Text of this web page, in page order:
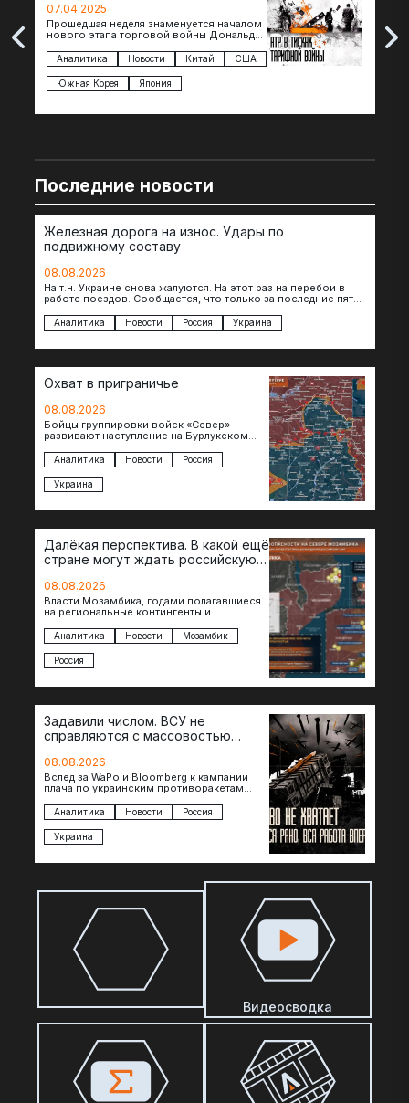
07.04.2025
Прошедшая неделя знаменуется началом
нового этапа торговой войны Дональда
импорта из более 100 стран…
Аналитика Новости Китай США
Южная Корея Япония
The
Последние новости
Железная дорога на износ. Удары по
подвижному составу
08.08.2026
На т.н. Украине снова жалуются. На этот раз на перебои в
работе поездов. Сообщается, что только за последние пять
Аналитика Новости Россия Украина
Охват в приграничье
08.08.2026
Бойцы группировки войск «Север»
развивают наступление на Бурлукском
теснят противника сразу на нескольких
участках, создавая угрозу охвата…
Аналитика Новости Россия
Украина
Далёкая перспектива. В какой ещё
стране могут ждать российскую
08.08.2026
Власти Мозамбика, годами полагавшиеся
на региональные контингенты и
обращаются к российской стороне за
консультациями в…
Аналитика Новости Мозамбик
Россия
Задавили числом. ВСУ не
справляются с массовостью
08.08.2026
Вслед за WaPo и Bloomberg к кампании
плача по украинским противоракетам
Там, ссылаясь на сотрудников…
Аналитика Новости Россия
Украина
Видеосводка